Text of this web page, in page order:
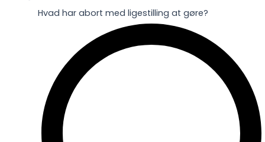
Hvad har abort med ligestilling at gøre?